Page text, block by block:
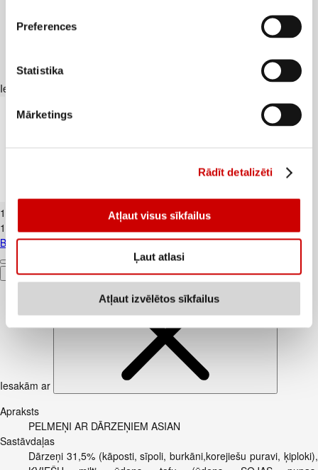
Preferences
Statistika
Mārketings
Rādīt detalizēti
Atļaut visus sīkfailus
Ļaut atlasi
Atļaut izvēlētos sīkfailus
Iesakām ar
Banāni CAVENDISH kg
1
1,19€/kg
Banāni CAVENDISH kg
Pievienot
Iesakām ar
Apraksts
PELMEŅI AR DĀRZEŅIEM ASIAN
Sastāvdaļas
Dārzeņi 31,5% (kāposti, sīpoli, burkāni,korejiešu puravi, ķiploki),